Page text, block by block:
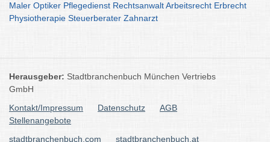
Maler Optiker Pflegedienst RechtsanwaltArbeitsrecht Erbrecht
Physiotherapie Steuerberater Zahnarzt
Herausgeber: Stadtbranchenbuch München Vertriebs
GmbH
Kontakt/Impressum
Datenschutz
AGB
Stellenangebote
stadtbranchenbuch.com
stadtbranchenbuch.at